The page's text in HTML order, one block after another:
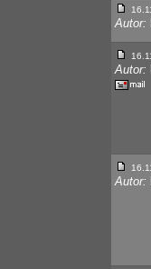
Autor:
Autor:
Autor: